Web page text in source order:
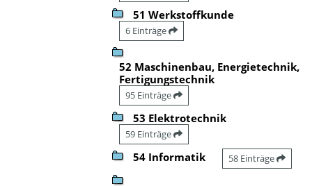
51 Werkstoffkunde
6 Einträge
52 Maschinenbau, Energietechnik,
Fertigungstechnik
95 Einträge
53 Elektrotechnik
59 Einträge
54 Informatik 58 Einträge